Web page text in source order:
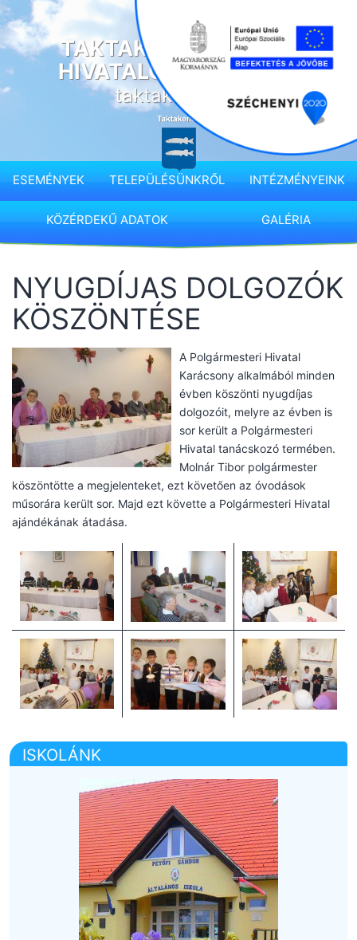
Ugrás
a
tartalomhozTAKTAKENÉZ KÖZSÉG
HIVATALOS HONLAPJA
taktakenez.hu
ESEMÉNYEK TELEPÜLÉSÜNKRŐL INTÉZMÉNYEINK
KÖZÉRDEKŰ ADATOK GALÉRIA
NYUGDÍJAS DOLGOZÓK
KÖSZÖNTÉSE
A Polgármesteri Hivatal
Karácsony alkalmából minden
évben köszönti nyugdíjas
dolgozóit, melyre az évben is
sor került a Polgármesteri
Hivatal tanácskozó termében.
Molnár Tibor polgármester
köszöntötte a megjelenteket, ezt követően az óvodások
műsorára került sor. Majd ezt követte a Polgármesteri Hivatal
ajándékának átadása.
ISKOLÁNK